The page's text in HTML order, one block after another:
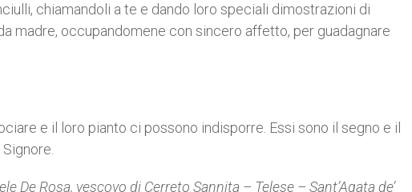
chiamandoli a te e dando loro speciali dimostrazioni di
madre, occupandomene con sincero affetto, per guadagnare
e il loro pianto ci possono indisporre. Essi sono il segno e il
Rosa, vescovo di Cerreto Sannita – Telese – Sant’Agata de’